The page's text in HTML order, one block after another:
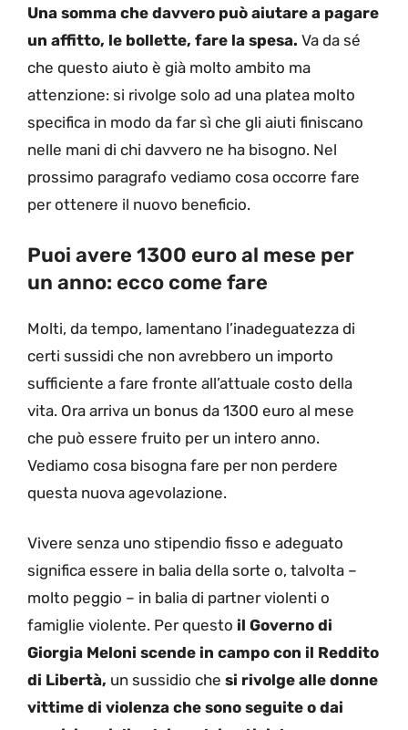
Una somma che davvero può aiutare a pagare
un affitto, le bollette, fare la spesa. Va da sé
che questo aiuto è già molto ambito ma
attenzione: si rivolge solo ad una platea molto
specifica in modo da far sì che gli aiuti finiscano
nelle mani di chi davvero ne ha bisogno. Nel
prossimo paragrafo vediamo cosa occorre fare
per ottenere il nuovo beneficio.
Puoi avere 1300 euro al mese per
un anno: ecco come fare
Molti, da tempo, lamentano l’inadeguatezza di
certi sussidi che non avrebbero un importo
sufficiente a fare fronte all’attuale costo della
vita. Ora arriva un bonus da 1300 euro al mese
che può essere fruito per un intero anno.
Vediamo cosa bisogna fare per non perdere
questa nuova agevolazione.
Vivere senza uno stipendio fisso e adeguato
significa essere in balia della sorte o, talvolta –
molto peggio – in balia di partner violenti o
famiglie violente. Per questo il Governo di
Giorgia Meloni scende in campo con il Reddito
di Libertà, un sussidio che si rivolge alle donne
vittime di violenza che sono seguite o dai